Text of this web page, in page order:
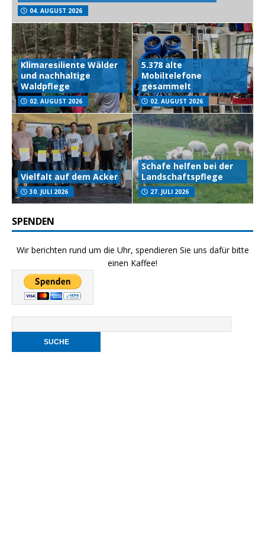
04. AUGUST 2026
Klimaresiliente Wälder
und nachhaltige
Waldpflege
02. AUGUST 2026
5.378 alte
Mobiltelefone
gesammelt
02. AUGUST 2026
Vielfalt auf dem Acker
30. JULI 2026
Schafe helfen bei der
Landschaftspflege
27. JULI 2026
SPENDEN
Wir berichten rund um die Uhr, spendieren Sie uns dafür bitte
einen Kaffee!